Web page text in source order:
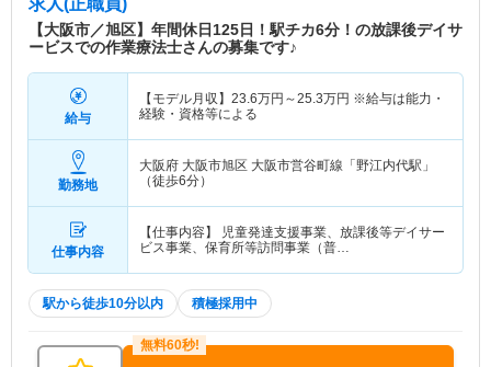
求人(正職員)
【大阪市／旭区】年間休日125日！駅チカ6分！の放課後デイサ
ービスでの作業療法士さんの募集です♪
給与
【モデル月収】 23.6万円～25.3万円 ※給与は能力・
経験・資格等による
勤務地
大阪府 大阪市旭区 大阪市営谷町線「野江内代駅」
（徒歩6分）
仕事内容
【仕事内容】 児童発達支援事業、放課後等デイサー
ビス事業、保育所等訪問事業（普…
駅から徒歩10分以内 積極採用中